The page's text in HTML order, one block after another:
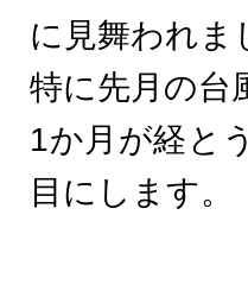
に見舞われま
特に先月の台
1か月が経と
目にします。